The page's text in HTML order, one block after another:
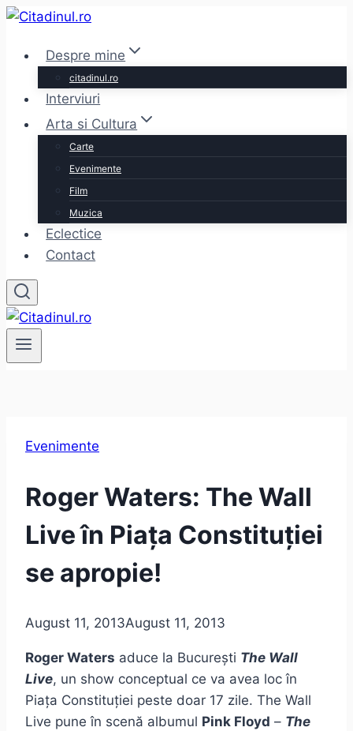
Skip
contentDespre mine
citadinul.ro
Interviuri
Arta si Cultura
Carte
Evenimente
Film
Muzica
Eclectice
Contact
Evenimente
Roger Waters: The Wall
Live în Piața Constituției
se apropie!
August 11, 2013August 11, 2013
Roger Waters aduce la București The Wall
Live, un show conceptual ce va avea loc în
Piața Constituției peste doar 17 zile. The Wall
Live pune în scenă albumul Pink Floyd – The